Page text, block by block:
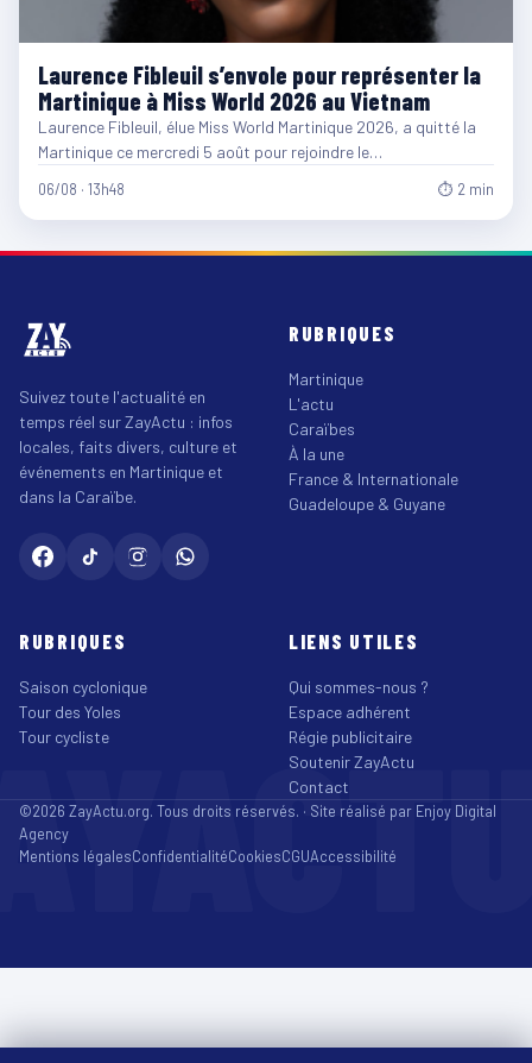
Laurence Fibleuil s’envole pour représenter la
Martinique à Miss World 2026 au Vietnam
Laurence Fibleuil, élue Miss World Martinique 2026, a quitté la
Martinique ce mercredi 5 août pour rejoindre le…
06/08 · 13h48 ⏱ 2 min
Suivez toute l'actualité en
temps réel sur ZayActu : infos
locales, faits divers, culture et
événements en Martinique et
dans la Caraïbe.
RUBRIQUES
Martinique
L'actu
Caraïbes
À la une
France & Internationale
Guadeloupe & Guyane
RUBRIQUES
Saison cyclonique
Tour des Yoles
Tour cycliste
LIENS UTILES
Qui sommes-nous ?
Espace adhérent
Régie publicitaire
Soutenir ZayActu
Contact
©2026 ZayActu.org. Tous droits réservés. · Site réalisé par Enjoy Digital
Agency
Mentions légalesConfidentialitéCookiesCGUAccessibilité